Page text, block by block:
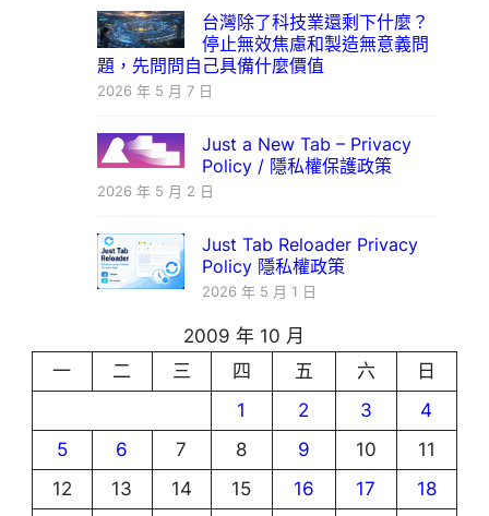
台灣除了科技業還剩下什麼？
停止無效焦慮和製造無意義問
題，先問問自己具備什麼價值
2026 年 5 月 7 日
Just a New Tab – Privacy
Policy / 隱私權保護政策
2026 年 5 月 2 日
Just Tab Reloader Privacy
Policy 隱私權政策
2026 年 5 月 1 日
2009 年 10 月
一
二 三 四 五 六
日
1
2 3
4
5
6 7 8 9 10
11
12
13 14 15 16 17
18